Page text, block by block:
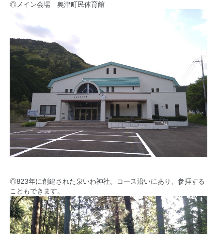
◎メイン会場 奥津町民体育館
◎823年に創建された泉いわ神社。コース沿いにあり、参拝する
こともできます。